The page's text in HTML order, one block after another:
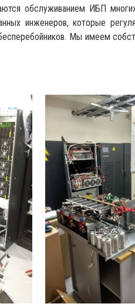
обслуживанием ИБП
инженеров, которые
Мы имеем